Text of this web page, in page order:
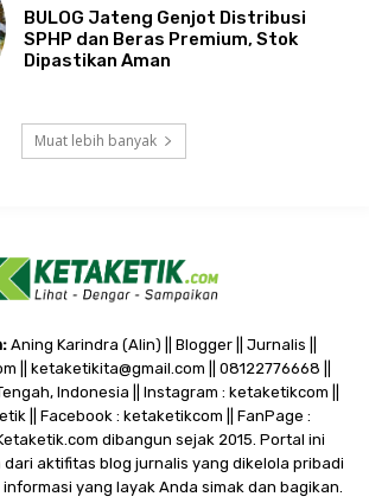
BULOG Jateng Genjot Distribusi
SPHP dan Beras Premium, Stok
Dipastikan Aman
Muat lebih banyak
Aning Karindra (Alin) || Blogger || Jurnalis ||
|| ketaketikita@gmail.com || 08122776668 ||
Indonesia || Instagram : ketaketikcom ||
|| Facebook : ketaketikcom || FanPage :
dibangun sejak 2015. Portal ini
aktifitas blog jurnalis yang dikelola pribadi
yang layak Anda simak dan bagikan.